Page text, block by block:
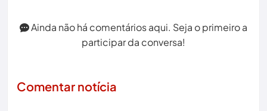
Ainda não há comentários aqui. Seja o primeiro a
participar da conversa!
Comentar notícia